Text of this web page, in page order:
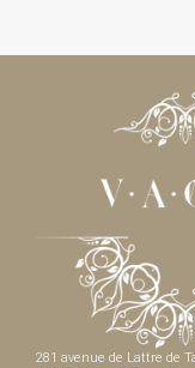
281 avenue de Lattre de